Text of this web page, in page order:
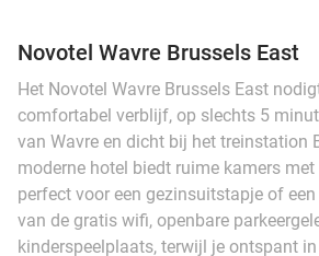
Novotel Wavre Brussels East
Het Novotel Wavre Brussels East
comfortabel verblijf, op slechts 5
van Wavre en dicht bij het treinstation
moderne hotel biedt ruime kamers
perfect voor een gezinsuitstapje of
van de gratis wifi, openbare
kinderspeelplaats, terwijl je ontspant